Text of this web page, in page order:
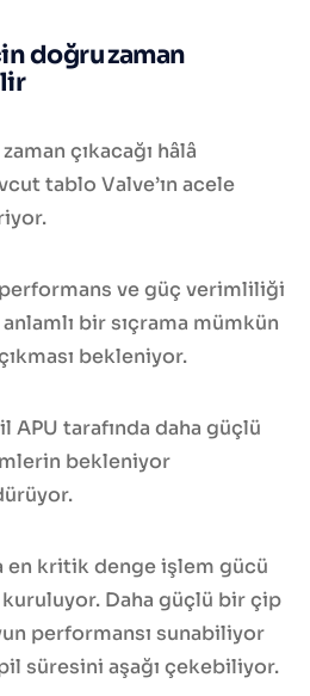
doğru zaman
çıkacağı hâlâ
tablo Valve’ın acele
ve güç verimliliği
bir sıçrama mümkün
bekleniyor.
APU tarafında daha güçlü
bekleniyor
en kritik denge işlem gücü
Daha güçlü bir çip
performansı sunabiliyor
süresini aşağı çekebiliyor.